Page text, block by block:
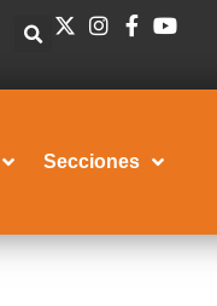
Secciones